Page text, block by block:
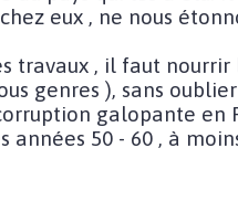
eux , ne nous
travaux , il faut
genres ), sans
galopante
50 - 60 , à